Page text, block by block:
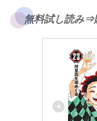
無料試し読み⇒